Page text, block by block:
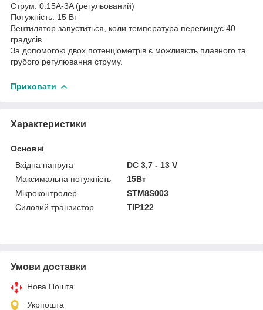
Струм: 0.15A-3A (регульований)
Потужність: 15 Вт
Вентилятор запуститься, коли температура перевищує 40
градусів.
За допомогою двох потенціометрів є можливість плавного та
грубого регулювання струму.
Приховати
Характеристики
Основні
Вхідна напруга
DC 3,7 - 13 V
Максимальна потужність
15Вт
Мікроконтролер
STM8S003
Силовий транзистор
TIP122
Умови доставки
Нова Пошта
Укрпошта